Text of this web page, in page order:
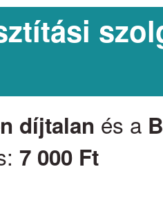
díjtalan és a
7 000 Ft